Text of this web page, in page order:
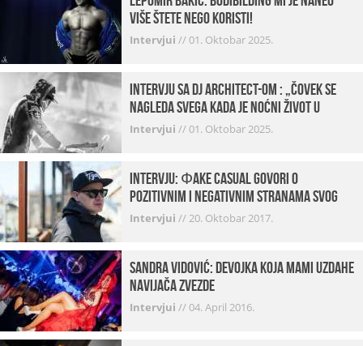
više štete nego koristi!
Intervjui //01. Oktobar 2025.
Intervju sa DJ Architect-om : „Čovek se
nagleda svega kada je noćni život u
pitanju. U klubovima najmanje vidim
Intervjui //01. Oktobar 2025.
INTERVJU: Фake Casual govori o
pozitivnim i negativnim stranama svog
posla, počecima, omiljenim mestima …
Intervjui //20. Oktobar 2017.
Sandra Vidović: devojka koja mami uzdahe
navijača Zvezde
Intervjui //04. April 2016.